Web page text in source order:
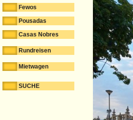
Fewos
Pousadas
Casas Nobres
Rundreisen
Mietwagen
SUCHE